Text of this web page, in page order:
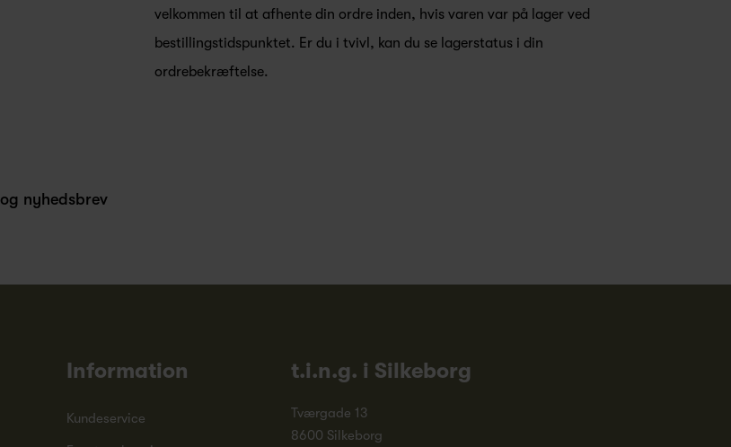
velkommen til at afhente din ordre inden, hvis varen var på lager ved
bestillingstidspunktet. Er du i tvivl, kan du se lagerstatus i din
ordrebekræftelse.
og nyhedsbrev
Information
Kundeservice
t.i.n.g. i Silkeborg
Tværgade 13
8600 Silkeborg